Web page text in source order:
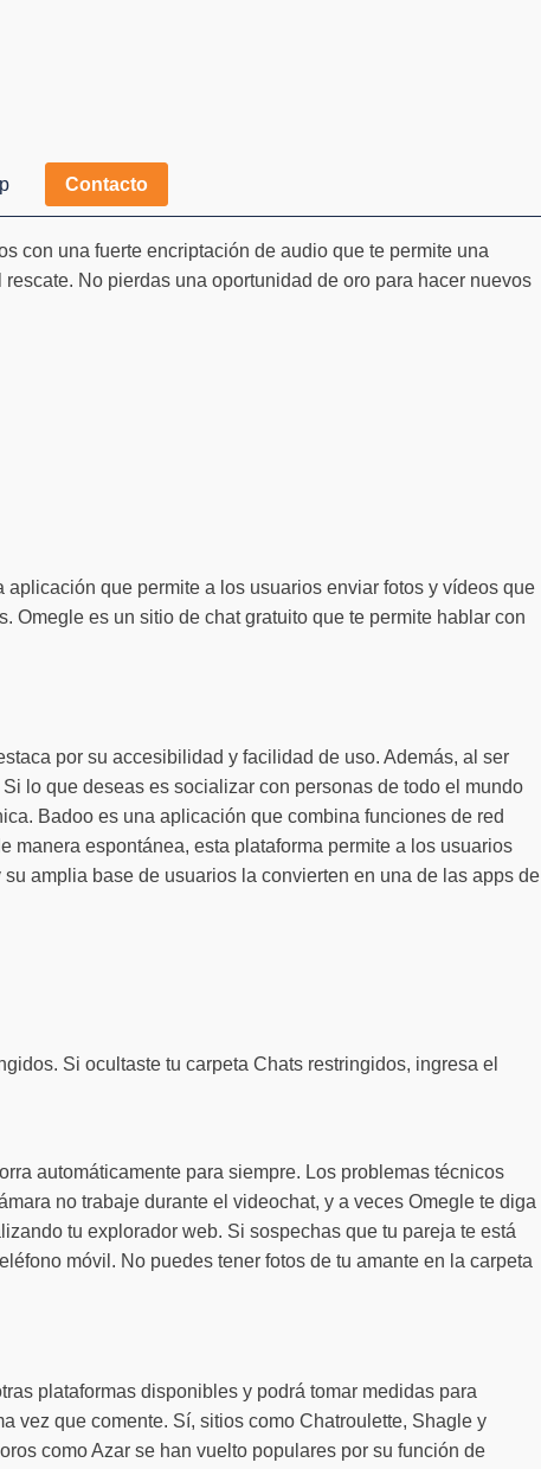
Contacto
con una fuerte encriptación de audio que te permite una
No pierdas una oportunidad de oro para hacer nuevos
que permite a los usuarios enviar fotos y vídeos que
Omegle es un sitio de chat gratuito que te permite hablar con
por su accesibilidad y facilidad de uso. Además, al ser
lo que deseas es socializar con personas de todo el mundo
Badoo es una aplicación que combina funciones de red
espontánea, esta plataforma permite a los usuarios
amplia base de usuarios la convierten en una de las apps de
Si ocultaste tu carpeta Chats restringidos, ingresa el
automáticamente para siempre. Los problemas técnicos
no trabaje durante el videochat, y a veces Omegle te diga
tu explorador web. Si sospechas que tu pareja te está
móvil. No puedes tener fotos de tu amante en la carpeta
plataformas disponibles y podrá tomar medidas para
vez que comente. Sí, sitios como Chatroulette, Shagle y
como Azar se han vuelto populares por su función de